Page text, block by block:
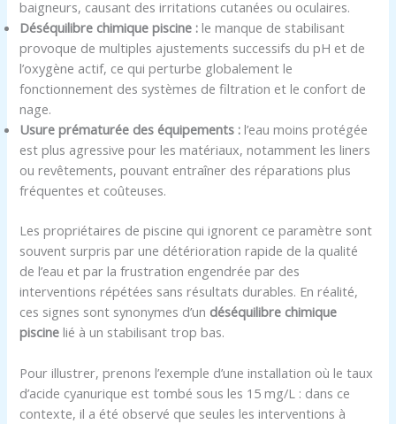
baigneurs, causant des irritations cutanées ou oculaires.
Déséquilibre chimique piscine : le manque de stabilisant
provoque de multiples ajustements successifs du pH et de
l’oxygène actif, ce qui perturbe globalement le
fonctionnement des systèmes de filtration et le confort de
nage.
Usure prématurée des équipements : l’eau moins protégée
est plus agressive pour les matériaux, notamment les liners
ou revêtements, pouvant entraîner des réparations plus
fréquentes et coûteuses.
Les propriétaires de piscine qui ignorent ce paramètre sont
souvent surpris par une détérioration rapide de la qualité
de l’eau et par la frustration engendrée par des
interventions répétées sans résultats durables. En réalité,
ces signes sont synonymes d’un déséquilibre chimique
piscine lié à un stabilisant trop bas.
Pour illustrer, prenons l’exemple d’une installation où le taux
d’acide cyanurique est tombé sous les 15 mg/L : dans ce
contexte, il a été observé que seules les interventions à